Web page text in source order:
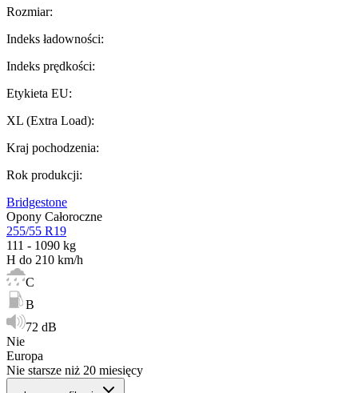
Rozmiar:
Indeks ładowności:
Indeks prędkości:
Etykieta EU:
XL (Extra Load):
Kraj pochodzenia:
Rok produkcji:
Bridgestone
Opony Całoroczne
255/55 R19
111 - 1090 kg
H do 210 km/h
C
B
72 dB
Nie
Europa
Nie starsze niż 20 miesięcy